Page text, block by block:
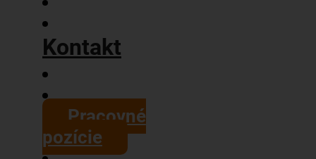
Kontakt
Pracovné
pozície